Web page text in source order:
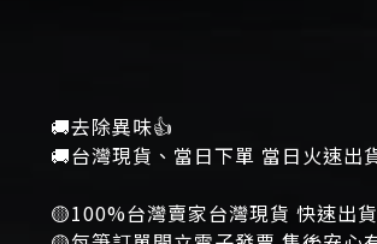
🚚去除異味👍
🚚台灣現貨、當日下單 當日火速出
🟡100%台灣賣家台灣現貨 快速出貨